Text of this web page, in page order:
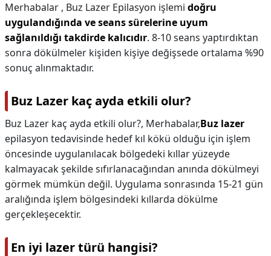
Merhabalar , Buz Lazer Epilasyon işlemi doğru
uygulandığında ve seans sürelerine uyum
sağlanıldığı takdirde kalıcıdır. 8-10 seans yaptırdıktan
sonra dökülmeler kişiden kişiye değişsede ortalama %90
sonuç alınmaktadır.
Buz Lazer kaç ayda etkili olur?
Buz Lazer kaç ayda etkili olur?, Merhabalar,Buz lazer
epilasyon tedavisinde hedef kıl kökü olduğu için işlem
öncesinde uygulanılacak bölgedeki kıllar yüzeyde
kalmayacak şekilde sıfırlanacağından anında dökülmeyi
görmek mümkün değil. Uygulama sonrasında 15-21 gün
aralığında işlem bölgesindeki kıllarda dökülme
gerçekleşecektir.
En iyi lazer türü hangisi?